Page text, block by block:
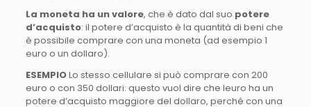
La moneta ha un valore, che è dato dal suo potere
d’acquisto: il potere d’acquisto è la quantità di beni che
è possibile comprare con una moneta (ad esempio 1
euro o un dollaro).
ESEMPIOLo stesso cellulare si può comprare con 200
euro o con 350 dollari: questo vuol dire che leuro ha un
potere d’acquisto maggiore del dollaro, perché con una